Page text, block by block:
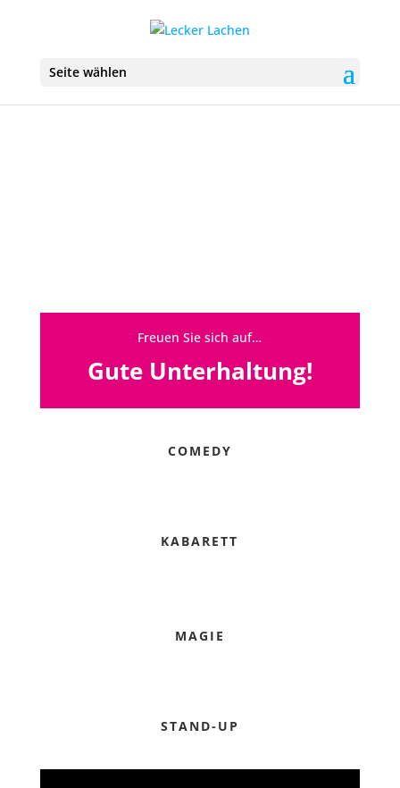
Seite wählen
Freuen Sie sich auf…
Gute Unterhaltung!
COMEDY
KABARETT
MAGIE
STAND-UP